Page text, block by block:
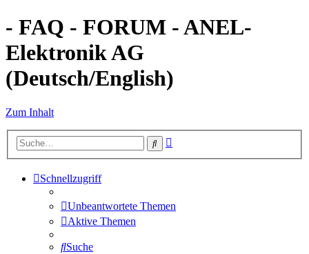
- FAQ - FORUM - ANEL-
Elektronik AG
(Deutsch/English)
Zum Inhalt
Suche
Schnellzugriff
Unbeantwortete Themen
Aktive Themen
Suche